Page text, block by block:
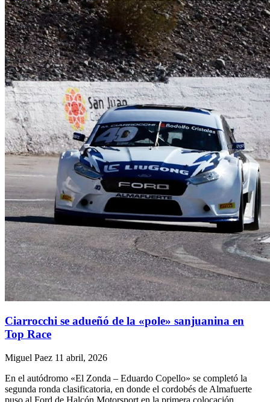
Ciarrocchi se adueñó de la «pole» sanjuanina en
Top Race
Miguel Paez 11 abril, 2026
En el autódromo «El Zonda – Eduardo Copello» se completó la
segunda ronda clasificatoria, en donde el cordobés de Almafuerte
puso al Ford de Halcón Motorsport en la primera colocación,